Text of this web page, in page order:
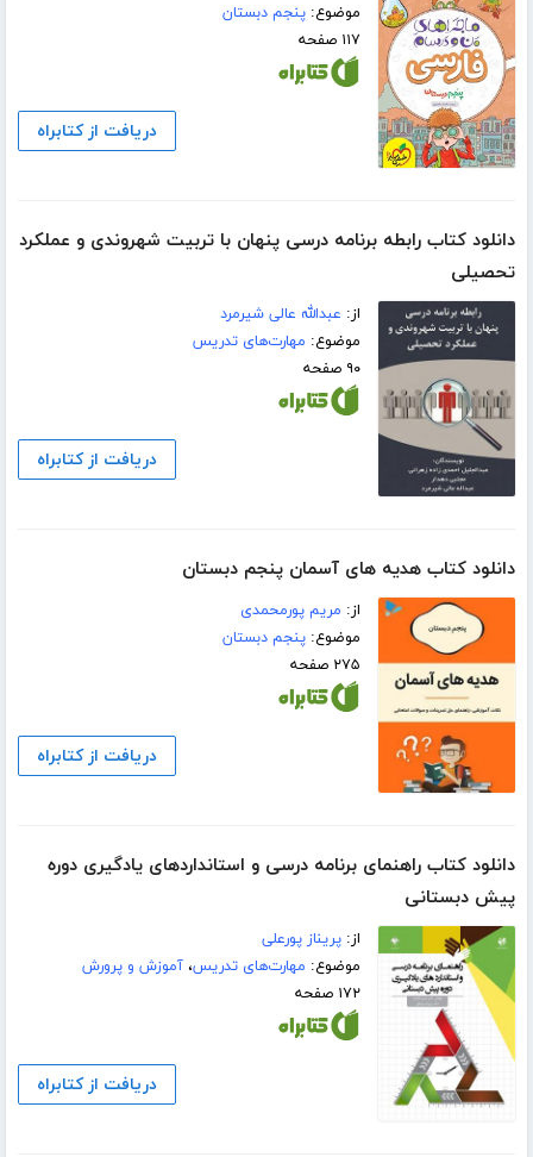
موضوع:پنجم دبستان
۱۱۷ صفحه
دریافت از کتابراه
دانلود کتاب رابطه برنامه درسی پنهان با تربیت شهروندی و عملکرد
تحصیلی
از: عبدالله عالی شیرمرد
موضوع: مهارت‌های تدریس
۹۰ صفحه
دریافت از کتابراه
دانلود کتاب هدیه های آسمان پنجم دبستان
از: مریم پورمحمدی
موضوع:پنجم دبستان
۲۷۵ صفحه
دریافت از کتابراه
دانلود کتاب راهنمای برنامه درسی و استانداردهای یادگیری دوره
پیش دبستانی
از:پریناز پورعلی
موضوع: مهارت‌های تدریس،آموزش و پرورش
۱۷۲ صفحه
دریافت از کتابراه